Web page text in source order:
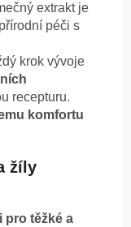
extrakt je
péči s
krok vývoje
recepturu.
komfortu
žíly
pro těžké a